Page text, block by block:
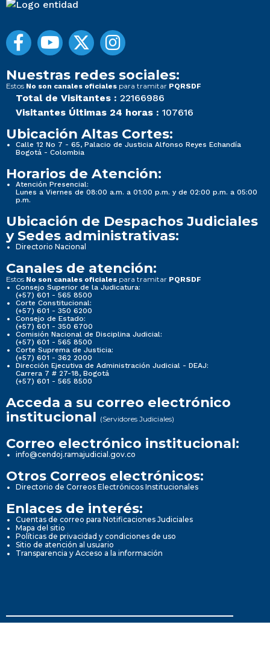
Nuestras redes sociales:
Estos No son canales oficiales para tramitar PQRSDF
Total de Visitantes : 22166986
Visitantes Últimas 24 horas : 107616
Ubicación Altas Cortes:
Calle 12 No 7 - 65, Palacio de Justicia Alfonso Reyes Echandía
Bogotá - Colombia
Horarios de Atención:
Atención Presencial:
Lunes a Viernes de 08:00 a.m. a 01:00 p.m. y de 02:00 p.m. a 05:00
p.m.
Ubicación de Despachos Judiciales
y Sedes administrativas:
Directorio Nacional
Canales de atención:
Estos No son canales oficiales para tramitar PQRSDF
Consejo Superior de la Judicatura:
(+57) 601 - 565 8500
Corte Constitucional:
(+57) 601 - 350 6200
Consejo de Estado:
(+57) 601 - 350 6700
Comisión Nacional de Disciplina Judicial:
(+57) 601 - 565 8500
Corte Suprema de Justicia:
(+57) 601 - 362 2000
Dirección Ejecutiva de Administración Judicial - DEAJ:
Carrera 7 # 27-18, Bogotá
(+57) 601 - 565 8500
Acceda a su correo electrónico
institucional (Servidores Judiciales)
Correo electrónico institucional:
info@cendoj.ramajudicial.gov.co
Otros Correos electrónicos:
Directorio de Correos Electrónicos Institucionales
Enlaces de interés:
Cuentas de correo para Notificaciones Judiciales
Mapa del sitio
Políticas de privacidad y condiciones de uso
Sitio de atención al usuario
Transparencia y Acceso a la información